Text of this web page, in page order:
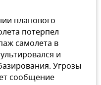
планового
потерпел
самолета в
и
Угрозы
сообщение